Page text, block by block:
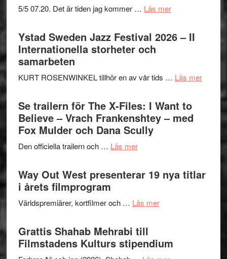
5/5 07.20. Det är tiden jag kommer … Läs merom
Håkan
Hellström
Folkets
–
en
Ystad Sweden Jazz Festival 2026 – II
Internationella storheter och
samarbeten
KURT ROSENWINKEL tillhör en av vår tids … Läs merom
Ystad
Se trailern för The X-Files: I Want to
Believe – Vrach Frankenshtey – med
Fox Mulder och Dana Scully
Den officiella trailern och … Läs merom
trailern
för
X-
I
Want
to
Way Out West presenterar 19 nya titlar
i årets filmprogram
Världspremiärer, kortfilmer och … Läs merom
presenterar
Grattis Shahab Mehrabi till
Filmstadens Kulturs stipendium